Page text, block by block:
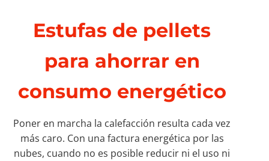
Estufas de pellets
para ahorrar en
consumo energético
Poner en marcha la calefacción resulta cada vez
más caro. Con una factura energética por las
nubes, cuando no es posible reducir ni el uso ni